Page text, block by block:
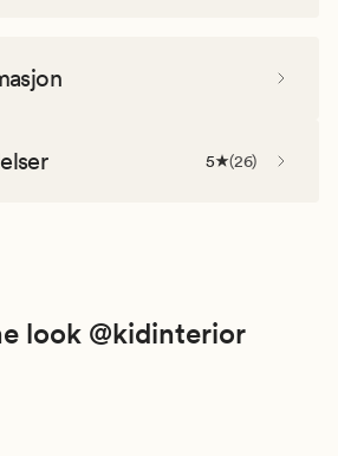
5 (26)
look @kidinterior